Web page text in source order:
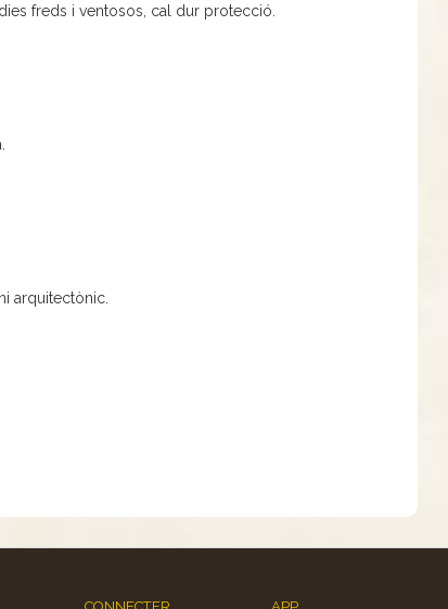
freds i ventosos, cal dur protecció.
arquitectònic.